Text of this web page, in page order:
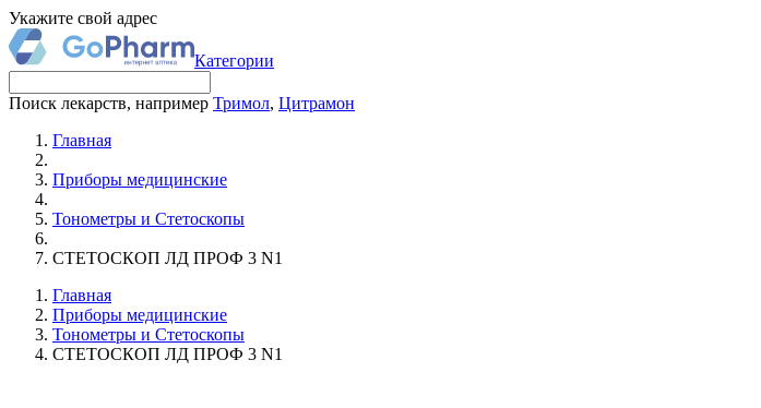
Укажите свой адрес
Категории
Поиск лекарств, например Тримол, Цитрамон
Главная
Приборы медицинские
Тонометры и Стетоскопы
СТЕТОСКОП ЛД ПРОФ 3 N1
Главная
Приборы медицинские
Тонометры и Стетоскопы
СТЕТОСКОП ЛД ПРОФ 3 N1